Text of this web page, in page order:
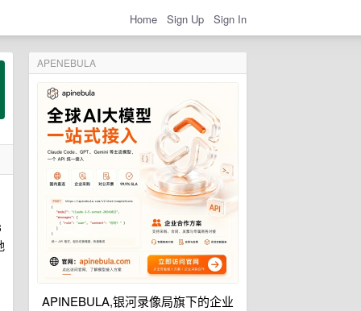
Home Sign Up Sign In
APENEBULA
APINEBULA,银河录像局旗下的企业